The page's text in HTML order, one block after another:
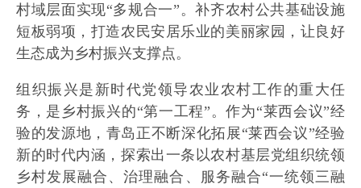
村域层面实现“多规合一”。补齐农村公共基础设施
短板弱项，打造农民安居乐业的美丽家园，让良好
生态成为乡村振兴支撑点。
组织振兴是新时代党领导农业农村工作的重大任
务，是乡村振兴的“第一工程”。作为“莱西会议”经
验的发源地，青岛正不断深化拓展“莱西会议”经验
新的时代内涵，探索出一条以农村基层党组织统领
乡村发展融合、治理融合、服务融合“一统领三融